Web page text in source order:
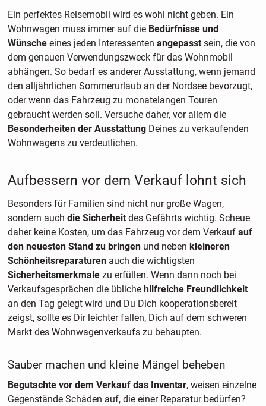
Ein perfektes Reisemobil wird es wohl nicht geben. Ein
Wohnwagen muss immer auf die Bedürfnisse und
Wünscheeines jeden Interessenten angepasstsein, die von
dem genauen Verwendungszweck für das Wohnmobil
abhängen. So bedarf es anderer Ausstattung, wenn jemand
den alljährlichen Sommerurlaub an der Nordsee bevorzugt,
oder wenn das Fahrzeug zu monatelangen Touren
gebraucht werden soll. Versuche daher, vor allem die
Besonderheiten der AusstattungDeines zu verkaufenden
Wohnwagens zu verdeutlichen.
Aufbessern vor dem Verkauf lohnt sich
Besonders für Familien sind nicht nur große Wagen,
sondern auch die Sicherheitdes Gefährts wichtig. Scheue
daher keine Kosten, um das Fahrzeug vor dem Verkauf auf
den neuesten Stand zu bringenund neben kleineren
Schönheitsreparaturenauch die wichtigsten
Sicherheitsmerkmalezu erfüllen. Wenn dann noch bei
Verkaufsgesprächen die übliche hilfreiche Freundlichkeit
an den Tag gelegt wird und Du Dich kooperationsbereit
zeigst, sollte es Dir leichter fallen, Dich auf dem schweren
Markt des Wohnwagenverkaufs zu behaupten.
Sauber machen und kleine Mängel beheben
Begutachte vor dem Verkauf das Inventar, weisen einzelne
Gegenstände Schäden auf, die einer Reparatur bedürfen?